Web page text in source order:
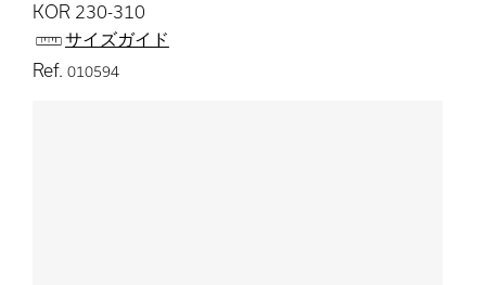
KOR 230-310
サイズガイド
Ref. 010594